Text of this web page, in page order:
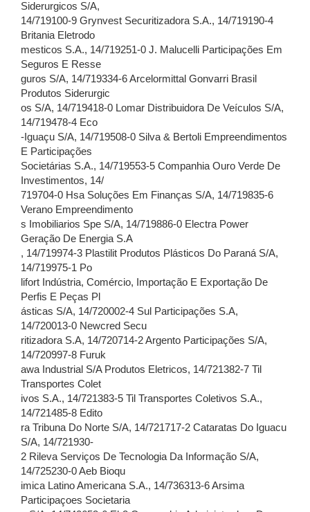
Siderurgicos S/A,
14/719100-9 Grynvest Securitizadora S.A., 14/719190-4
Britania Eletrodo
mesticos S.A., 14/719251-0 J. Malucelli Participações Em
Seguros E Resse
guros S/A, 14/719334-6 Arcelormittal Gonvarri Brasil
Produtos Siderurgic
os S/A, 14/719418-0 Lomar Distribuidora De Veículos S/A,
14/719478-4 Eco
-Iguaçu S/A, 14/719508-0 Silva & Bertoli Empreendimentos
E Participações
Societárias S.A., 14/719553-5 Companhia Ouro Verde De
Investimentos, 14/
719704-0 Hsa Soluções Em Finanças S/A, 14/719835-6
Verano Empreendimento
s Imobiliarios Spe S/A, 14/719886-0 Electra Power
Geração De Energia S.A
, 14/719974-3 Plastilit Produtos Plásticos Do Paraná S/A,
14/719975-1 Po
lifort Indústria, Comércio, Importação E Exportação De
Perfis E Peças Pl
ásticas S/A, 14/720002-4 Sul Participações S.A,
14/720013-0 Newcred Secu
ritizadora S.A, 14/720714-2 Argento Participações S/A,
14/720997-8 Furuk
awa Industrial S/A Produtos Eletricos, 14/721382-7 Til
Transportes Colet
ivos S.A., 14/721383-5 Til Transportes Coletivos S.A.,
14/721485-8 Edito
ra Tribuna Do Norte S/A, 14/721717-2 Cataratas Do Iguacu
S/A, 14/721930-
2 Rileva Serviços De Tecnologia Da Informação S/A,
14/725230-0 Aeb Bioqu
imica Latino Americana S.A., 14/736313-6 Arsima
Participaçoes Societaria